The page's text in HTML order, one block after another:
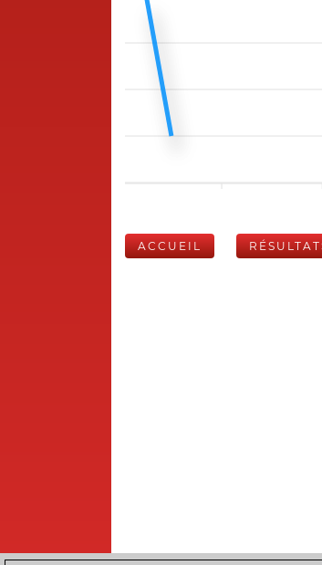
ACCUEIL